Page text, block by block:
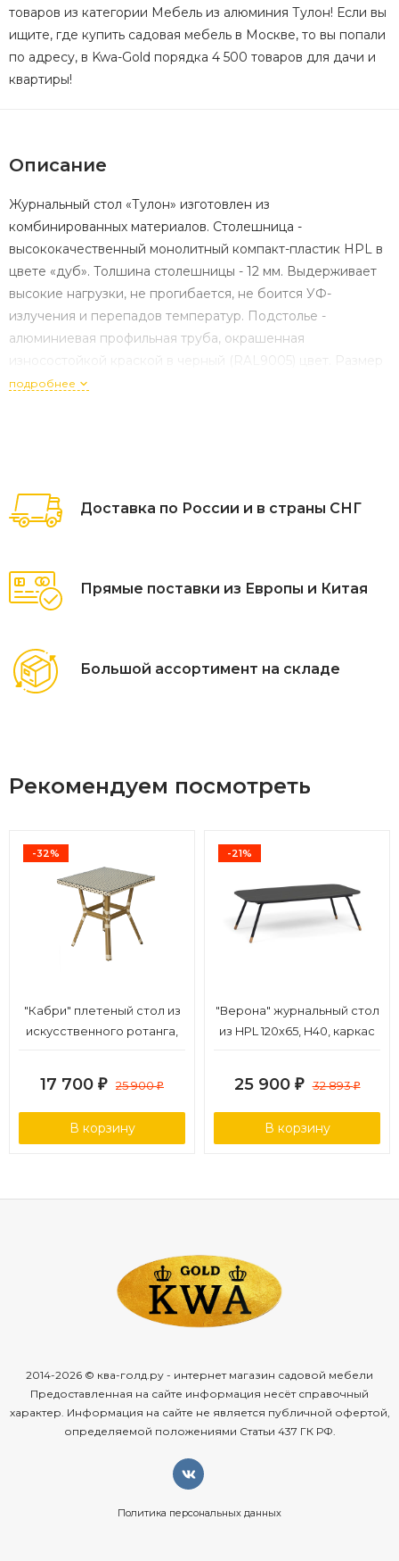
товаров из категории Мебель из алюминия Тулон! Если вы
ищите, где купить садовая мебель в Москве, то вы попали
по адресу, в Kwa-Gold порядка 4 500 товаров для дачи и
квартиры!
Описание
Журнальный стол «Тулон» изготовлен из
комбинированных материалов. Столешница -
высококачественный монолитный компакт-пластик HPL в
цвете «дуб». Толшина столешницы - 12 мм. Выдерживает
высокие нагрузки, не прогибается, не боится УФ-
излучения и перепадов температур. Подстолье -
алюминиевая профильная труба, окрашенная
износостойкой краской в черный (RAL9005) цвет. Размер
журнального столика: 1200×850×350 мм.
подробнее
Доставка по России и в страны СНГ
Прямые поставки из Европы и Китая
Большой ассортимент на складе
Рекомендуем посмотреть
-32%
"Кабри" плетеный стол из
искусственного ротанга,
17 700 ₽ 25 900₽
В корзину
-21%
"Верона" журнальный стол
из HPL 120х65, H40, каркас
мрамор"
25 900 ₽ 32 893₽
В корзину
2014-2026 © ква-голд.ру - интернет магазин садовой мебели
Предоставленная на сайте информация несёт справочный
характер. Информация на сайте не является публичной офертой,
определяемой положениями Статьи 437 ГК РФ.
Политика персональных данных